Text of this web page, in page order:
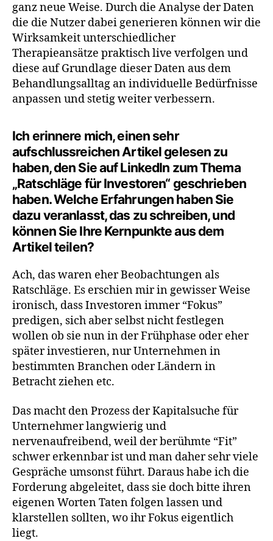
ganz neue Weise. Durch die Analyse der Daten
die die Nutzer dabei generieren können wir die
Wirksamkeit unterschiedlicher
Therapieansätze praktisch live verfolgen und
diese auf Grundlage dieser Daten aus dem
Behandlungsalltag an individuelle Bedürfnisse
anpassen und stetig weiter verbessern.
Ich erinnere mich, einen sehr
aufschlussreichen Artikel gelesen zu
haben, den Sie auf LinkedIn zum Thema
„Ratschläge für Investoren“ geschrieben
haben. Welche Erfahrungen haben Sie
dazu veranlasst, das zu schreiben, und
können Sie Ihre Kernpunkte aus dem
Artikel teilen?
Ach, das waren eher Beobachtungen als
Ratschläge. Es erschien mir in gewisser Weise
ironisch, dass Investoren immer “Fokus”
predigen, sich aber selbst nicht festlegen
wollen ob sie nun in der Frühphase oder eher
später investieren, nur Unternehmen in
bestimmten Branchen oder Ländern in
Betracht ziehen etc.
Das macht den Prozess der Kapitalsuche für
Unternehmer langwierig und
nervenaufreibend, weil der berühmte “Fit”
schwer erkennbar ist und man daher sehr viele
Gespräche umsonst führt. Daraus habe ich die
Forderung abgeleitet, dass sie doch bitte ihren
eigenen Worten Taten folgen lassen und
klarstellen sollten, wo ihr Fokus eigentlich
liegt.